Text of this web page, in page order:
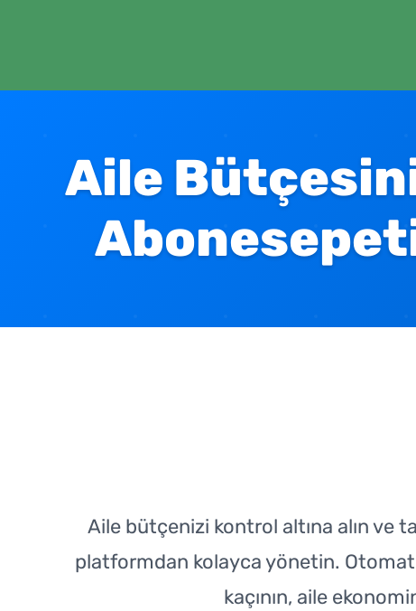
Aile
Aile bütçenizi kontrol altına alın ve
platformdan kolayca yönetin.
kaçının, aile